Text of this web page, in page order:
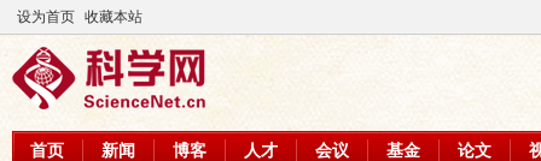
设为首页 收藏本站
首页 新闻 博客 人才 会议 基金 论文